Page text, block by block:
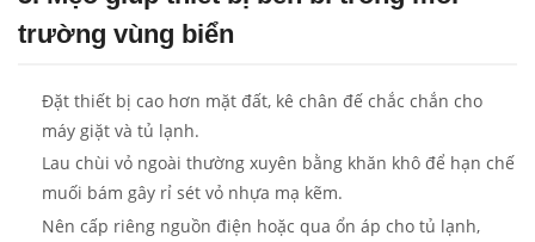
trường vùng biển
Đặt thiết bị cao hơn mặt đất, kê chân đế chắc chắn cho
máy giặt và tủ lạnh.
Lau chùi vỏ ngoài thường xuyên bằng khăn khô để hạn chế
muối bám gây rỉ sét vỏ nhựa mạ kẽm.
Nên cấp riêng nguồn điện hoặc qua ổn áp cho tủ lạnh,